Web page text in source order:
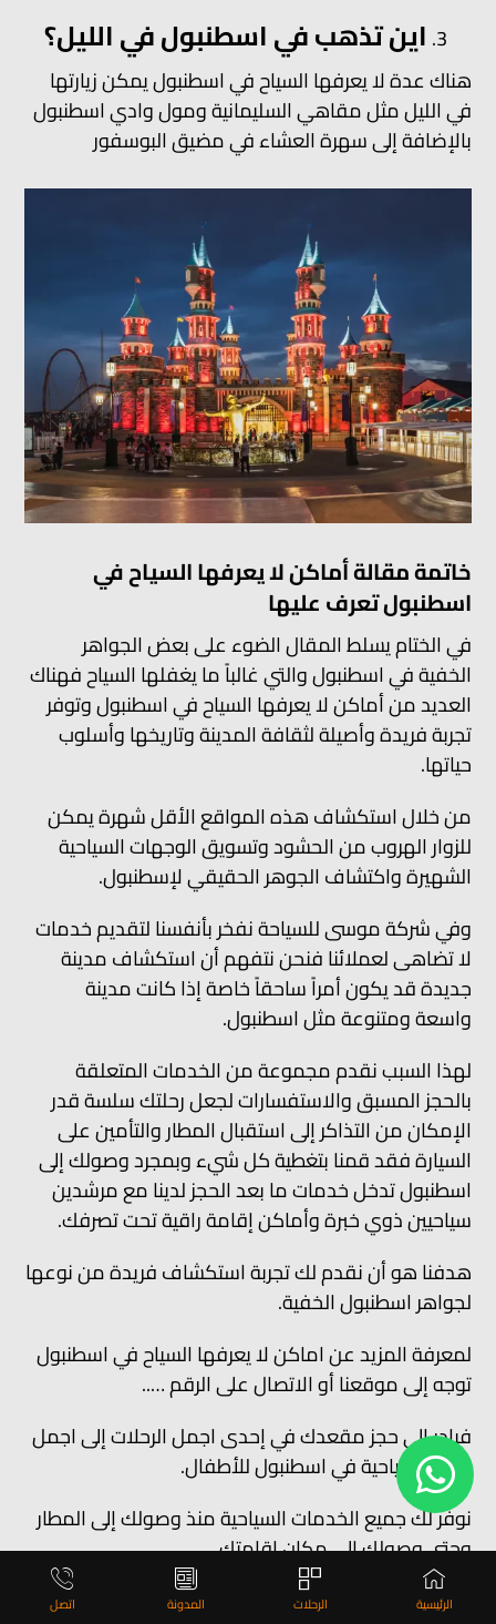
اين تذهب في اسطنبول في الليل؟
هناك عدة لا يعرفها السياح في اسطنبول يمكن زيارتها
في الليل مثل مقاهي السليمانية ومول وادي اسطنبول
بالإضافة إلى سهرة العشاء في مضيق البوسفور
خاتمة مقالة أماكن لا يعرفها السياح في
اسطنبول تعرف عليها
في الختام يسلط المقال الضوء على بعض الجواهر
الخفية في اسطنبول والتي غالباً ما يغفلها السياح فهناك
العديد من أماكن لا يعرفها السياح في اسطنبول وتوفر
تجربة فريدة وأصيلة لثقافة المدينة وتاريخها وأسلوب
حياتها.
من خلال استكشاف هذه المواقع الأقل شهرة يمكن
للزوار الهروب من الحشود وتسويق الوجهات السياحية
الشهيرة واكتشاف الجوهر الحقيقي لإسطنبول.
وفي شركة موسى للسياحة نفخر بأنفسنا لتقديم خدمات
لا تضاهى لعملائنا فنحن نتفهم أن استكشاف مدينة
جديدة قد يكون أمراً ساحقاً خاصة إذا كانت مدينة
واسعة ومتنوعة مثل اسطنبول.
لهذا السبب نقدم مجموعة من الخدمات المتعلقة
بالحجز المسبق والاستفسارات لجعل رحلتك سلسة قدر
الإمكان من التذاكر إلى استقبال المطار والتأمين على
السيارة فقد قمنا بتغطية كل شيء وبمجرد وصولك إلى
اسطنبول تدخل خدمات ما بعد الحجز لدينا مع مرشدين
سياحيين ذوي خبرة وأماكن إقامة راقية تحت تصرفك.
هدفنا هو أن نقدم لك تجربة استكشاف فريدة من نوعها
لجواهر اسطنبول الخفية.
لمعرفة المزيد عن اماكن لا يعرفها السياح في اسطنبول
توجه إلى موقعنا أو الاتصال على الرقم …..
فبادر إلى حجز مقعدك في إحدى اجمل الرحلات إلى اجمل
اماكن سياحية في اسطنبول للأطفال.
نوفر لك جميع الخدمات السياحية منذ وصولك إلى المطار
وحتى وصولك إلى مكان إقامتك.
خدماتنا تلبي جميع احتياجاتك ورحلاتنا ممتعة ولا تخلو من
الرئيسية الرحلات المدونة اتصل